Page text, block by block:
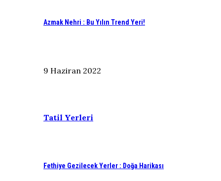
Azmak Nehri : Bu Yılın Trend Yeri!
9 Haziran 2022
Tatil Yerleri
Fethiye Gezilecek Yerler : Doğa Harikası